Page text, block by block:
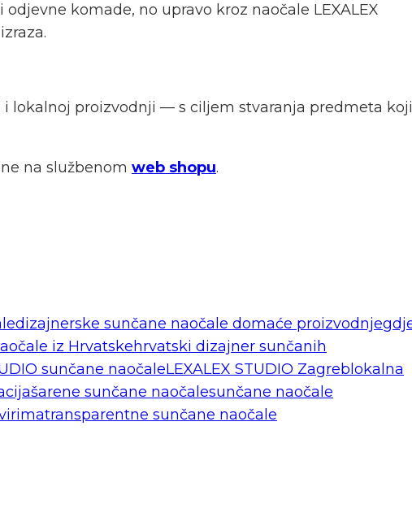
komade, no upravo kroz naočale LEXALEX
lokalnoj proizvodnji — s ciljem stvaranja predmeta koji
na službenom web shopu.
dizajnerske sunčane naočale domaće proizvodnje
iz Hrvatskehrvatski dizajner sunčanih
sunčane naočaleLEXALEX STUDIO Zagreb lokalna
šarene sunčane naočalesunčane naočale
transparentne sunčane naočale